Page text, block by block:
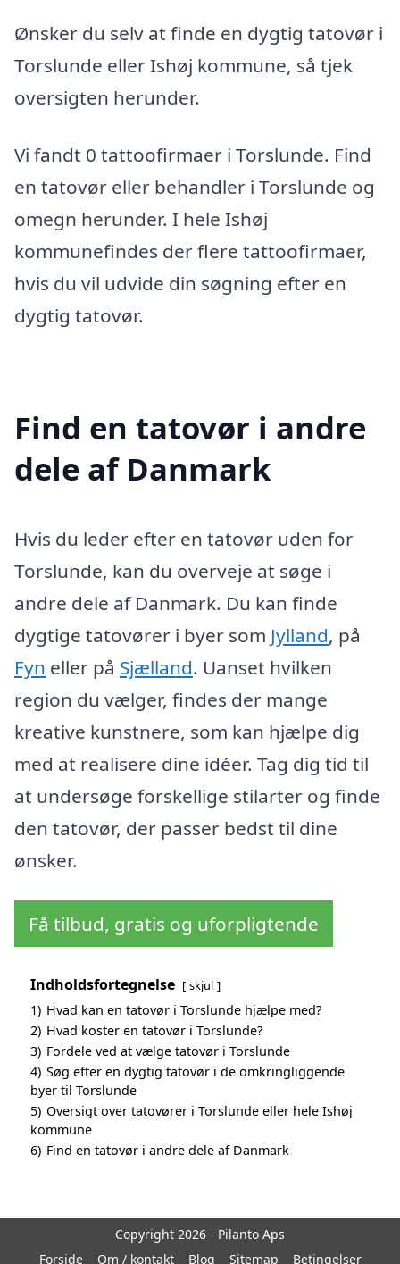
Ønsker du selv at finde en dygtig tatovør i
Torslunde eller Ishøj kommune, så tjek
oversigten herunder.
Vi fandt 0 tattoofirmaer i Torslunde. Find
en tatovør eller behandler i Torslunde og
omegn herunder. I hele Ishøj
kommunefindes der flere tattoofirmaer,
hvis du vil udvide din søgning efter en
dygtig tatovør.
Find en tatovør i andre
dele af Danmark
Hvis du leder efter en tatovør uden for
Torslunde, kan du overveje at søge i
andre dele af Danmark. Du kan finde
dygtige tatovører i byer som Jylland, på
Fyn eller på Sjælland. Uanset hvilken
region du vælger, findes der mange
kreative kunstnere, som kan hjælpe dig
med at realisere dine idéer. Tag dig tid til
at undersøge forskellige stilarter og finde
den tatovør, der passer bedst til dine
ønsker.
Få tilbud, gratis og uforpligtende
Indholdsfortegnelse skjul
1) Hvad kan en tatovør i Torslunde hjælpe med?
2) Hvad koster en tatovør i Torslunde?
3) Fordele ved at vælge tatovør i Torslunde
4) Søg efter en dygtig tatovør i de omkringliggende
byer til Torslunde
5) Oversigt over tatovører i Torslunde eller hele Ishøj
kommune
6) Find en tatovør i andre dele af Danmark
Copyright 2026 - Pilanto Aps
Forside
Om / kontakt Blog Sitemap Betingelser